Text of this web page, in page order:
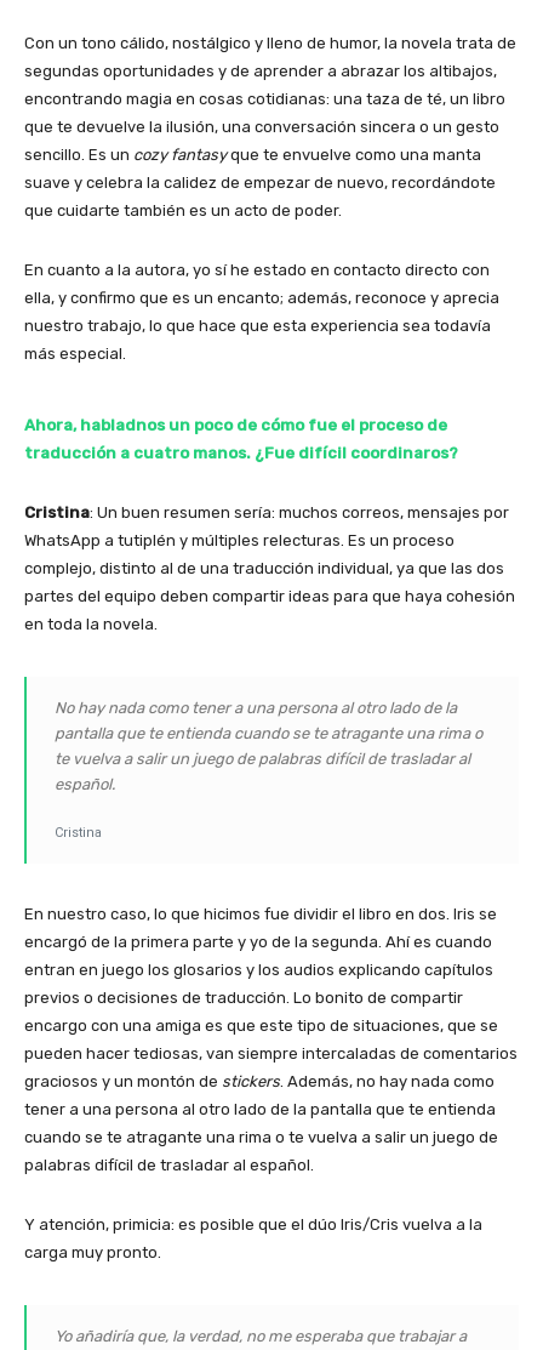
Con un tono cálido, nostálgico y lleno de humor, la novela trata de
segundas oportunidades y de aprender a abrazar los altibajos,
encontrando magia en cosas cotidianas: una taza de té, un libro
que te devuelve la ilusión, una conversación sincera o un gesto
sencillo. Es un cozy fantasyque te envuelve como una manta
suave y celebra la calidez de empezar de nuevo, recordándote
que cuidarte también es un acto de poder.
En cuanto a la autora, yo sí he estado en contacto directo con
ella, y confirmo que es un encanto; además, reconoce y aprecia
nuestro trabajo, lo que hace que esta experiencia sea todavía
más especial.
Ahora, habladnos un poco de cómo fue el proceso de
traducción a cuatro manos. ¿Fue difícil coordinaros?
Cristina: Un buen resumen sería: muchos correos, mensajes por
WhatsApp a tutiplén y múltiples relecturas. Es un proceso
complejo, distinto al de una traducción individual, ya que las dos
partes del equipo deben compartir ideas para que haya cohesión
en toda la novela.
No hay nada como tener a una persona al otro lado de la
pantalla que te entienda cuando se te atragante una rima o
te vuelva a salir un juego de palabras difícil de trasladar al
español.
Cristina
En nuestro caso, lo que hicimos fue dividir el libro en dos. Iris se
encargó de la primera parte y yo de la segunda. Ahí es cuando
entran en juego los glosarios y los audios explicando capítulos
previos o decisiones de traducción. Lo bonito de compartir
encargo con una amiga es que este tipo de situaciones, que se
pueden hacer tediosas, van siempre intercaladas de comentarios
graciosos y un montón de stickers . Además, no hay nada como
tener a una persona al otro lado de la pantalla que te entienda
cuando se te atragante una rima o te vuelva a salir un juego de
palabras difícil de trasladar al español.
Y atención, primicia: es posible que el dúo Iris/Cris vuelva a la
carga muy pronto.
Yo añadiría que, la verdad, no me esperaba que trabajar a